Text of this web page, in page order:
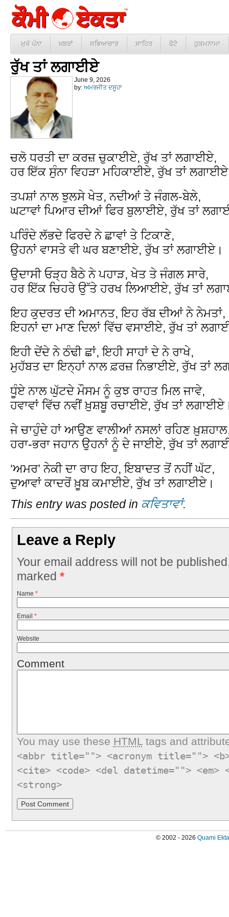
ਮੁਖੱ ਪੰਨਾ ਖ਼ਬਰਾਂ ਸਭਿਆਚਾਰ ਸਾਹਿਤ ਫੋਟੋ ਹੁਕਮਨਾਮਾ
ਰੁੱਖ ਤਾਂ ਲਗਾਈਏ
June 9, 2026
by: ਅਮਰਜੀਤ ਦਸੂਹਾ
ਚਲੋ ਧਰਤੀ ਦਾ ਕਰਜ਼ ਚੁਕਾਈਏ, ਰੁੱਖ ਤਾਂ ਲਗਾਈਏ,
ਹਰ ਇੱਕ ਸੁੰਨਾ ਵਿਹੜਾ ਮਹਿਕਾਈਏ, ਰੁੱਖ ਤਾਂ
ਤਪਸ਼ਾਂ ਨਾਲ ਝੁਲਸੇ ਖੇਤ, ਨਦੀਆਂ ਤੇ ਜੰਗਲ-ਬੇਲੇ,
ਘਟਾਵਾਂ ਪਿਆਰ ਦੀਆਂ ਫਿਰ ਬੁਲਾਈਏ, ਰੁੱਖ ਤਾਂ
ਪਰਿੰਦੇ ਲੱਭਦੇ ਫਿਰਦੇ ਨੇ ਛਾਵਾਂ ਤੇ ਟਿਕਾਣੇ,
ਉਹਨਾਂ ਵਾਸਤੇ ਵੀ ਘਰ ਬਣਾਈਏ, ਰੁੱਖ ਤਾਂ ਲਗਾਈਏ।
ਉਦਾਸੀ ਓੜ੍ਹ ਬੈਠੇ ਨੇ ਪਹਾੜ, ਖੇਤ ਤੇ ਜੰਗਲ ਸਾਰੇ,
ਹਰ ਇੱਕ ਚਿਹਰੇ ਉੱਤੇ ਹਰਖ ਲਿਆਈਏ, ਰੁੱਖ ਤਾਂ
ਇਹ ਕੁਦਰਤ ਦੀ ਅਮਾਨਤ, ਇਹ ਰੱਬ ਦੀਆਂ ਨੇ ਨੇਮਤਾਂ,
ਇਹਨਾਂ ਦਾ ਮਾਣ ਦਿਲਾਂ ਵਿੱਚ ਵਸਾਈਏ, ਰੁੱਖ ਤਾਂ
ਇਹੀ ਦੇਂਦੇ ਨੇ ਠੰਢੀ ਛਾਂ, ਇਹੀ ਸਾਹਾਂ ਦੇ ਨੇ ਰਾਖੇ,
ਮੁਹੱਬਤ ਦਾ ਇਨ੍ਹਾਂ ਨਾਲ ਫ਼ਰਜ਼ ਨਿਭਾਈਏ, ਰੁੱਖ ਤਾਂ
ਧੂੰਏ ਨਾਲ ਘੁੱਟਦੇ ਮੌਸਮ ਨੂੰ ਕੁਝ ਰਾਹਤ ਮਿਲ ਜਾਵੇ,
ਹਵਾਵਾਂ ਵਿੱਚ ਨਵੀਂ ਖ਼ੁਸ਼ਬੂ ਰਚਾਈਏ, ਰੁੱਖ ਤਾਂ
ਜੇ ਚਾਹੁੰਦੇ ਹਾਂ ਆਉਣ ਵਾਲੀਆਂ ਨਸਲਾਂ ਰਹਿਣ
ਹਰਾ-ਭਰਾ ਜਹਾਨ ਉਹਨਾਂ ਨੂੰ ਦੇ ਜਾਈਏ, ਰੁੱਖ ਤਾਂ
‘ਅਮਰ’ ਨੇਕੀ ਦਾ ਰਾਹ ਇਹ, ਇਬਾਦਤ ਤੋਂ ਨਹੀਂ ਘੱਟ,
ਦੁਆਵਾਂ ਕਾਦਰੋਂ ਖ਼ੂਬ ਕਮਾਈਏ, ਰੁੱਖ ਤਾਂ ਲਗਾਈਏ।
This entry was posted in ਕਵਿਤਾਵਾਂ.
Leave a Reply
Your email address will not be
marked *
Name *
Email *
Website
Comment
You may use these HTMLtags and
<abbr title=""> <acronym title="">
<cite> <code> <del datetime="">
<strong>
© 2002 - 2026 Quami